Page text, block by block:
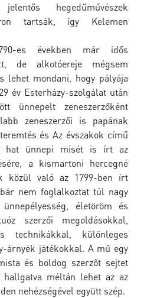
hegedűművészek
tartsák, így Kelemen
es években már idős
de alkotóereje mégsem
lehet mondani, hogy pályája
év Esterházy-szolgálat után
ünnepelt zeneszerzőként
zeneszerzői is papának
és Az évszakok című
hat ünnepi misét is írt az
a kismartoni hercegné
közül való az 1799-ben írt
nem foglalkoztat túl nagy
életöröm és
szerzői megoldásokkal,
technikákkal, különleges
árnyék játékokkal. A mű egy
és boldog szerzőt sejtet
méltán lehet az az
nehézségével együtt szép.